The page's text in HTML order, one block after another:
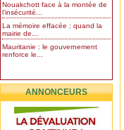
Nouakchott face à la montée de
l’insécurité...
La mémoire effacée : quand la
mairie de...
Mauritanie : le gouvernement
renforce le...
ANNONCEURS